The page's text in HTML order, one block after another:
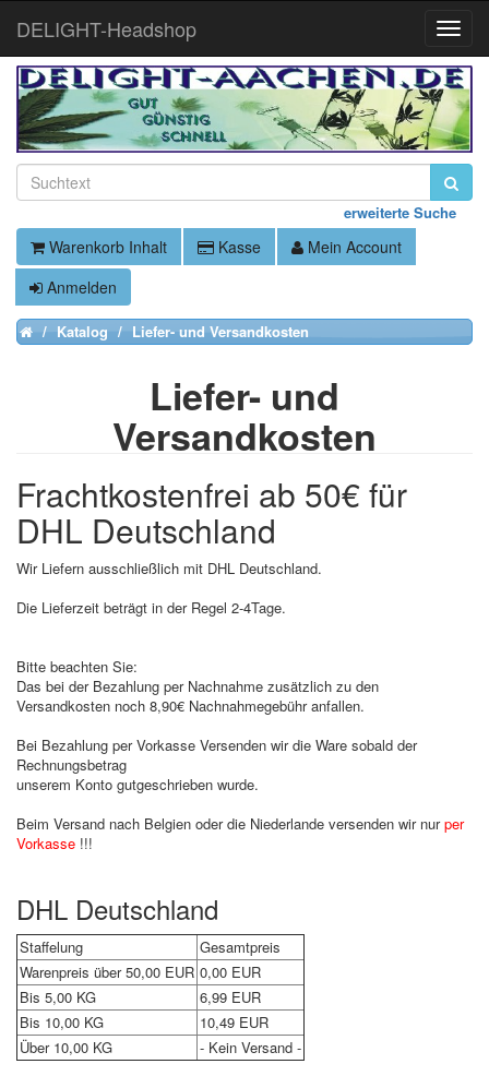
erweiterte Suche
Warenkorb Inhalt Kasse
Mein Account
Anmelden
HomeKatalog Liefer- und Versandkosten
Liefer- und
Versandkosten
Frachtkostenfrei ab 50€ für
DHL Deutschland
Wir Liefern ausschließlich mit DHL Deutschland.
Die Lieferzeit beträgt in der Regel 2-4Tage.
Bitte beachten Sie:
Das bei der Bezahlung per Nachnahme zusätzlich zu den
Versandkosten noch 8,90€ Nachnahmegebühr anfallen.
Bei Bezahlung per Vorkasse Versenden wir die Ware sobald der
Rechnungsbetrag
unserem Konto gutgeschrieben wurde.
Beim Versand nach Belgien oder die Niederlande versenden wir nurper
Vorkasse !!!
DHL Deutschland
Staffelung
Gesamtpreis
Warenpreis über50,00 EUR 0,00 EUR
Bis 5,00 KG
6,99 EUR
Bis 10,00 KG
10,49 EUR
Über 10,00 KG - Kein Versand -
Toggle
DELIGHT-Headshop